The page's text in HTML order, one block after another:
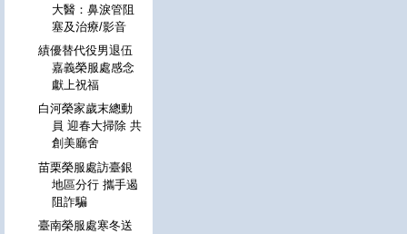
大醫：鼻淚管阻
塞及治療/影音
績優替代役男退伍
嘉義榮服處感念
獻上祝福
白河榮家歲末總動
員 迎春大掃除 共
創美廳舍
苗栗榮服處訪臺銀
地區分行 攜手遏
阻詐騙
臺南榮服處寒冬送